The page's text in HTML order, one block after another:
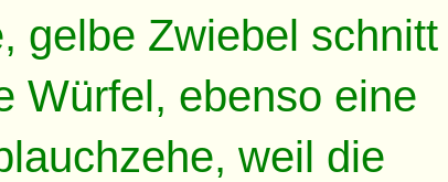
gelbe Zwiebel schnitt
Würfel, ebenso eine
weil die